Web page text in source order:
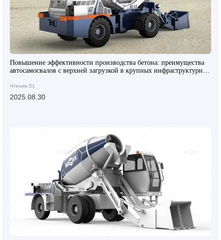
Повышение эффективности производства бетона: преимущества
автосамосвалов с верхней загрузкой в крупных инфраструктурных
Чтение:51
2025.08.30